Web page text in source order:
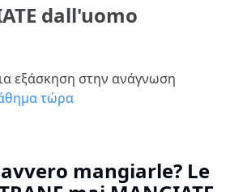
dall'uomo
εξάσκηση στην ανάγνωση
τώρα
mangiarle? Le